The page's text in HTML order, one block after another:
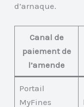
d’arnaque.
Canal de
paiement de
l’amende
Portail
MyFines